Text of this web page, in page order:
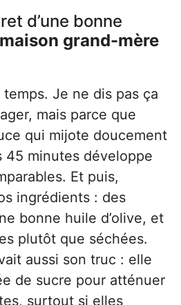
d’une bonne
grand-mère
temps. Je ne dis pas ça
mais parce que
qui mijote doucement
45 minutes développe
Et puis,
ingrédients : des
bonne huile d’olive, et
plutôt que séchées.
aussi son truc : elle
de sucre pour atténuer
surtout si elles